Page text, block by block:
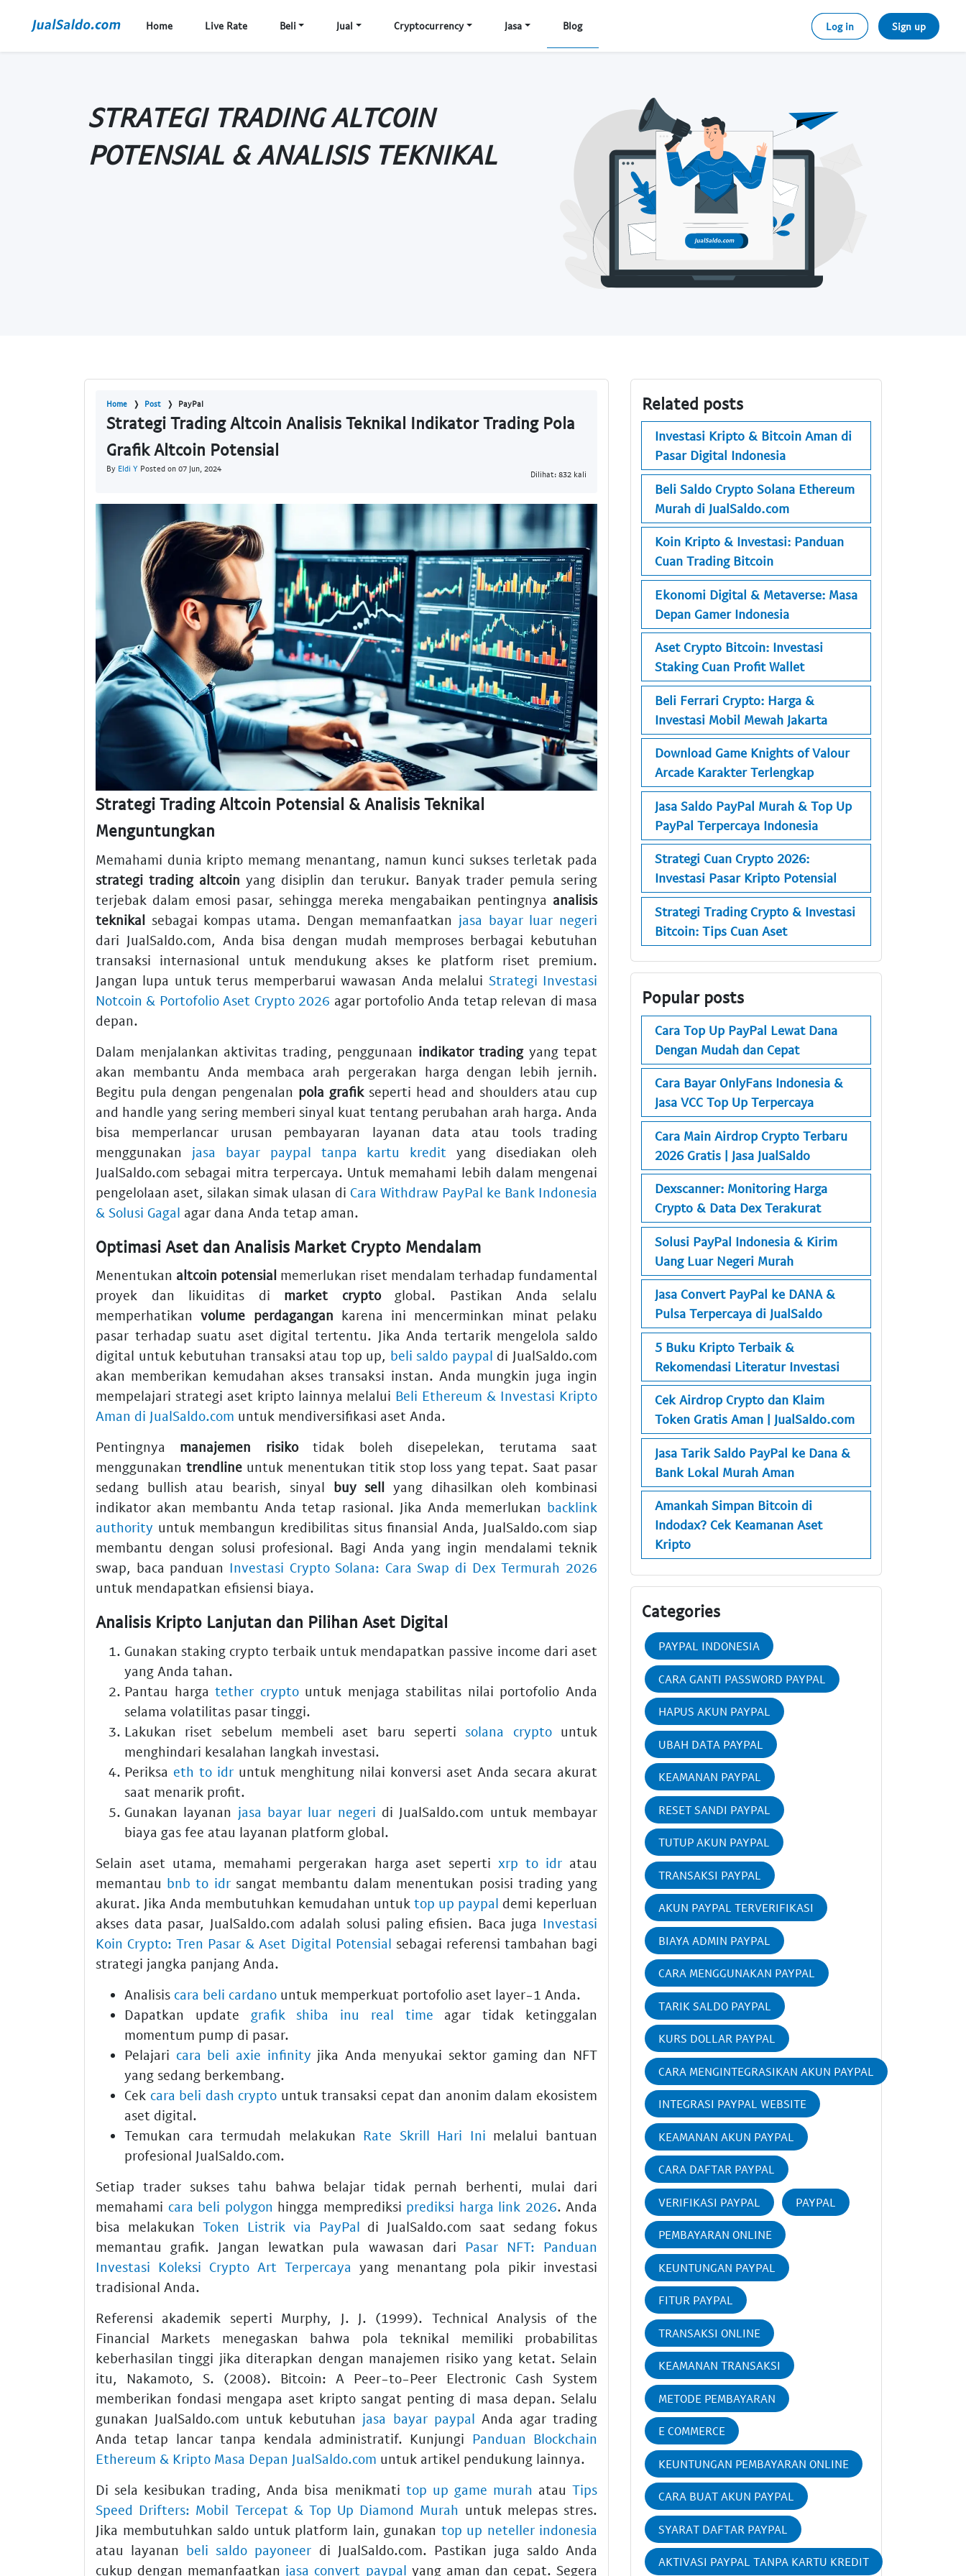
Home Live Rate Beli Jual Cryptocurrency Jasa Blog Log in Sign up
STRATEGI TRADING ALTCOIN
POTENSIAL & ANALISIS TEKNIKAL
Home Post PayPal
Strategi Trading Altcoin Analisis Teknikal Indikator Trading Pola
Grafik Altcoin Potensial
By Eldi Y Posted on 07 Jun, 2024
Dilihat: 832 kali
Strategi Trading Altcoin Potensial & Analisis Teknikal
Menguntungkan
Memahami dunia kripto memang menantang, namun kunci sukses terletak pada
strategi trading altcoin yang disiplin dan terukur. Banyak trader pemula sering
terjebak dalam emosi pasar, sehingga mereka mengabaikan pentingnya analisis
teknikal sebagai kompas utama. Dengan memanfaatkan jasa bayar luar negeri
dari JualSaldo.com, Anda bisa dengan mudah memproses berbagai kebutuhan
transaksi internasional untuk mendukung akses ke platform riset premium.
Jangan lupa untuk terus memperbarui wawasan Anda melalui Strategi Investasi
Notcoin & Portofolio Aset Crypto 2026 agar portofolio Anda tetap relevan di masa
depan.
Dalam menjalankan aktivitas trading, penggunaan indikator tradingyang tepat
akan membantu Anda membaca arah pergerakan harga dengan lebih jernih.
Begitu pula dengan pengenalan pola grafikseperti head and shoulders atau cup
and handle yang sering memberi sinyal kuat tentang perubahan arah harga. Anda
bisa memperlancar urusan pembayaran layanan data atau tools trading
menggunakan jasa bayar paypal tanpa kartu kredit yang disediakan oleh
JualSaldo.com sebagai mitra terpercaya. Untuk memahami lebih dalam mengenai
pengelolaan aset, silakan simak ulasan di Cara Withdraw PayPal ke Bank Indonesia
& Solusi Gagal agar dana Anda tetap aman.
Optimasi Aset dan Analisis Market Crypto Mendalam
Menentukan altcoin potensial memerlukan riset mendalam terhadap fundamental
proyek dan likuiditas di market cryptoglobal. Pastikan Anda selalu
memperhatikanvolume perdagangan karena ini mencerminkan minat pelaku
pasar terhadap suatu aset digital tertentu. Jika Anda tertarik mengelola saldo
digital untuk kebutuhan transaksi atau top up, beli saldo paypal di JualSaldo.com
akan memberikan kemudahan akses transaksi instan. Anda mungkin juga ingin
mempelajari strategi aset kripto lainnya melalui Beli Ethereum & Investasi Kripto
Aman di JualSaldo.com untuk mendiversifikasi aset Anda.
Pentingnya manajemen risikotidak boleh disepelekan, terutama saat
menggunakan trendlineuntuk menentukan titik stop loss yang tepat. Saat pasar
sedang bullish atau bearish, sinyal buy sell yang dihasilkan oleh kombinasi
indikator akan membantu Anda tetap rasional. Jika Anda memerlukan backlink
authority untuk membangun kredibilitas situs finansial Anda, JualSaldo.com siap
membantu dengan solusi profesional. Bagi Anda yang ingin mendalami teknik
swap, baca panduan Investasi Crypto Solana: Cara Swap di Dex Termurah 2026
untuk mendapatkan efisiensi biaya.
Analisis Kripto Lanjutan dan Pilihan Aset Digital
Gunakanstaking crypto terbaikuntuk mendapatkan passive income dari aset
yang Anda tahan.
Pantau hargatether cryptountuk menjaga stabilitas nilai portofolio Anda
selama volatilitas pasar tinggi.
Lakukan riset sebelum membeli aset baru sepertisolana cryptountuk
menghindari kesalahan langkah investasi.
Periksa eth to idr untuk menghitung nilai konversi aset Anda secara akurat
saat menarik profit.
Gunakan layanan jasa bayar luar negeri di JualSaldo.com untuk membayar
biaya gas fee atau layanan platform global.
Selain aset utama, memahami pergerakan harga aset seperti xrp to idr atau
memantau bnb to idrsangat membantu dalam menentukan posisi trading yang
akurat. Jika Anda membutuhkan kemudahan untuk top up paypal demi keperluan
akses data pasar, JualSaldo.com adalah solusi paling efisien. Baca juga Investasi
Koin Crypto: Tren Pasar & Aset Digital Potensial sebagai referensi tambahan bagi
strategi jangka panjang Anda.
Analisis cara beli cardano untuk memperkuat portofolio aset layer-1 Anda.
Dapatkan update grafik shiba inu real time agar tidak ketinggalan
momentum pump di pasar.
Pelajari cara beli axie infinity jika Anda menyukai sektor gaming dan NFT
yang sedang berkembang.
Cek cara beli dash crypto untuk transaksi cepat dan anonim dalam ekosistem
aset digital.
Temukan cara termudah melakukan Rate Skrill Hari Ini melalui bantuan
profesional JualSaldo.com.
Setiap trader sukses tahu bahwa belajar tidak pernah berhenti, mulai dari
memahami cara beli polygon hingga memprediksi prediksi harga link 2026. Anda
bisa melakukan Token Listrik via PayPal di JualSaldo.com saat sedang fokus
memantau grafik. Jangan lewatkan pula wawasan dari Pasar NFT: Panduan
Investasi Koleksi Crypto Art Terpercaya yang menantang pola pikir investasi
tradisional Anda.
Referensi akademik seperti Murphy, J. J. (1999). Technical Analysis of the
Financial Markets menegaskan bahwa pola teknikal memiliki probabilitas
keberhasilan tinggi jika diterapkan dengan manajemen risiko yang ketat. Selain
itu, Nakamoto, S. (2008). Bitcoin: A Peer-to-Peer Electronic Cash System
memberikan fondasi mengapa aset kripto sangat penting di masa depan. Selalu
gunakan JualSaldo.com untuk kebutuhan jasa bayar paypal Anda agar trading
Anda tetap lancar tanpa kendala administratif. Kunjungi Panduan Blockchain
Ethereum & Kripto Masa Depan JualSaldo.com untuk artikel pendukung lainnya.
Di sela kesibukan trading, Anda bisa menikmati top up game murah atauTips
Speed Drifters: Mobil Tercepat & Top Up Diamond Murah untuk melepas stres.
Jika membutuhkan saldo untuk platform lain, gunakan top up neteller indonesia
atau layanan beli saldo payoneer di JualSaldo.com. Pastikan juga saldo Anda
cukup dengan memanfaatkan jasa convert paypal yang aman dan cepat. Segera
Related posts
Investasi Kripto & Bitcoin Aman di
Pasar Digital Indonesia
Beli Saldo Crypto Solana Ethereum
Murah di JualSaldo.com
Koin Kripto & Investasi: Panduan
Cuan Trading Bitcoin
Ekonomi Digital & Metaverse: Masa
Depan Gamer Indonesia
Aset Crypto Bitcoin: Investasi
Staking Cuan Profit Wallet
Beli Ferrari Crypto: Harga &
Investasi Mobil Mewah Jakarta
Download Game Knights of Valour
Arcade Karakter Terlengkap
Jasa Saldo PayPal Murah & Top Up
PayPal Terpercaya Indonesia
Strategi Cuan Crypto 2026:
Investasi Pasar Kripto Potensial
Strategi Trading Crypto & Investasi
Bitcoin: Tips Cuan Aset
Popular posts
Cara Top Up PayPal Lewat Dana
Dengan Mudah dan Cepat
Cara Bayar OnlyFans Indonesia &
Jasa VCC Top Up Terpercaya
Cara Main Airdrop Crypto Terbaru
2026 Gratis | Jasa JualSaldo
Dexscanner: Monitoring Harga
Crypto & Data Dex Terakurat
Solusi PayPal Indonesia & Kirim
Uang Luar Negeri Murah
Jasa Convert PayPal ke DANA &
Pulsa Terpercaya di JualSaldo
5 Buku Kripto Terbaik &
Rekomendasi Literatur Investasi
Cek Airdrop Crypto dan Klaim
Token Gratis Aman | JualSaldo.com
Jasa Tarik Saldo PayPal ke Dana &
Bank Lokal Murah Aman
Amankah Simpan Bitcoin di
Indodax? Cek Keamanan Aset
Kripto
Categories
PAYPAL INDONESIA
CARA GANTI PASSWORD PAYPAL
HAPUS AKUN PAYPAL
UBAH DATA PAYPAL
KEAMANAN PAYPAL
RESET SANDI PAYPAL
TUTUP AKUN PAYPAL
TRANSAKSI PAYPAL
AKUN PAYPAL TERVERIFIKASI
BIAYA ADMIN PAYPAL
CARA MENGGUNAKAN PAYPAL
TARIK SALDO PAYPAL
KURS DOLLAR PAYPAL
CARA MENGINTEGRASIKAN AKUN PAYPAL
INTEGRASI PAYPAL WEBSITE
KEAMANAN AKUN PAYPAL
CARA DAFTAR PAYPAL
VERIFIKASI PAYPAL PAYPAL
PEMBAYARAN ONLINE
KEUNTUNGAN PAYPAL
FITUR PAYPAL
TRANSAKSI ONLINE
KEAMANAN TRANSAKSI
METODE PEMBAYARAN
E COMMERCE
KEUNTUNGAN PEMBAYARAN ONLINE
CARA BUAT AKUN PAYPAL
SYARAT DAFTAR PAYPAL
AKTIVASI PAYPAL TANPA KARTU KREDIT